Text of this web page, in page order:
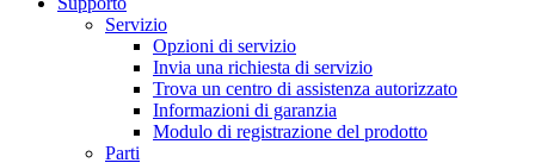
Servizio
Opzioni di servizio
Invia una richiesta di servizio
Trova un centro di assistenza autorizzato
Informazioni di garanzia
Modulo di registrazione del prodotto
Parti